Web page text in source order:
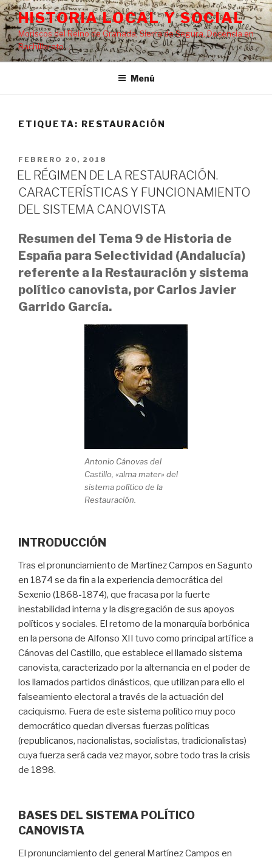
Saltar
al
contenido
HISTORIA LOCAL Y SOCIAL
Moriscos del Reino de Granada, Sierra de Segura, Docencia en
Bachillerato…
Menú
ETIQUETA: RESTAURACIÓN
PUBLICADO
EL
FEBRERO 20, 2018
EL RÉGIMEN DE LA RESTAURACIÓN.
CARACTERÍSTICAS Y FUNCIONAMIENTO
DEL SISTEMA CANOVISTA
Resumen del Tema 9 de Historia de
España para Selectividad (Andalucía)
referente a la Restauración y sistema
político canovista, por Carlos Javier
Garrido García.
Antonio Cánovas del
Castillo, «alma mater» del
sistema político de la
Restauración.
INTRODUCCIÓN
Tras el pronunciamiento de Martínez Campos en Sagunto
en 1874 se da fin a la experiencia democrática del
Sexenio (1868-1874), que fracasa por la fuerte
inestabilidad interna y la disgregación de sus apoyos
políticos y sociales. El retorno de la monarquía borbónica
en la persona de Alfonso XII tuvo como principal artífice a
Cánovas del Castillo, que establece el llamado sistema
canovista, caracterizado por la alternancia en el poder de
los llamados partidos dinásticos, que utilizan para ello el
falseamiento electoral a través de la actuación del
caciquismo. Fuera de este sistema político muy poco
democrático quedan diversas fuerzas políticas
(republicanos, nacionalistas, socialistas, tradicionalistas)
cuya fuerza será cada vez mayor, sobre todo tras la crisis
de 1898.
BASES DEL SISTEMA POLÍTICO
CANOVISTA
El pronunciamiento del general Martínez Campos en